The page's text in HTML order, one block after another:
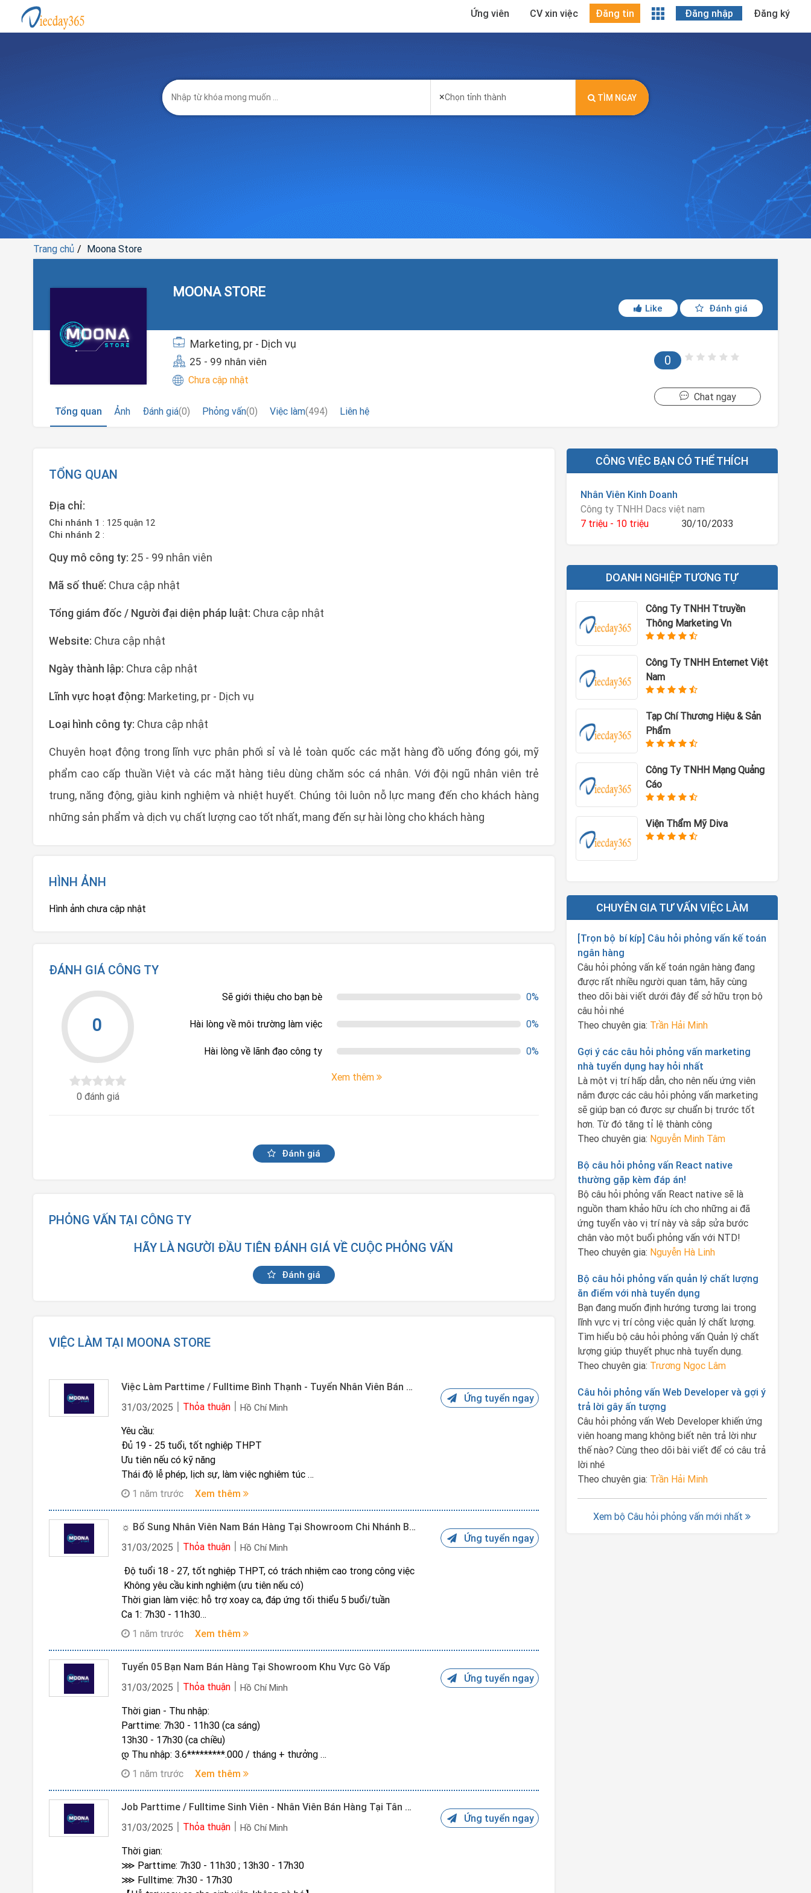
Ứng viên CV xin việc Đăng tin Đăng nhập Đăng ký
×Chọn tỉnh thành TÌM NGAY
Trang chủ Moona Store
MOONA STORE
Like Đánh giá
0
Marketing, pr - Dịch vụ
25 - 99 nhân viên
Chưa cập nhật
Chat ngay
Tổng quan
Ảnh Đánh giá(0) Phỏng vấn(0) Việc làm(494) Liên hệ
TỔNG QUAN
Địa chỉ:
Chi nhánh 1 : 125 quận 12
Chi nhánh 2 :
Quy mô công ty: 25 - 99 nhân viên
Mã số thuế: Chưa cập nhật
Tổng giám đốc / Người đại diện pháp luật: Chưa cập nhật
Website: Chưa cập nhật
Ngày thành lập: Chưa cập nhật
Lĩnh vực hoạt động: Marketing, pr - Dịch vụ
Loại hình công ty: Chưa cập nhật
Chuyên hoạt động trong lĩnh vực phân phối sỉ và lẻ toàn quốc các mặt hàng đồ uống đóng gói, mỹ
phẩm cao cấp thuần Việt và các mặt hàng tiêu dùng chăm sóc cá nhân. Với đội ngũ nhân viên trẻ
trung, năng động, giàu kinh nghiệm và nhiệt huyết. Chúng tôi luôn nỗ lực mang đến cho khách hàng
những sản phẩm và dịch vụ chất lượng cao tốt nhất, mang đến sự hài lòng cho khách hàng
HÌNH ẢNH
Hình ảnh chưa cập nhật
ĐÁNH GIÁ CÔNG TY
0
0 đánh giá
Sẽ giới thiệu cho bạn bè 0%
Hài lòng về môi trường làm việc 0%
Hài lòng về lãnh đạo công ty 0%
Xem thêm
Đánh giá
PHỎNG VẤN TẠI CÔNG TY
HÃY LÀ NGƯỜI ĐẦU TIÊN ĐÁNH GIÁ VỀ CUỘC PHỎNG VẤN
Đánh giá
VIỆC LÀM TẠI MOONA STORE
Việc Làm Parttime / Fulltime Bình Thạnh - Tuyển Nhân Viên Bán Hàng
31/03/2025
Thỏa thuận Hồ Chí Minh
Ứng tuyển ngay
Yêu cầu:
Đủ 19 - 25 tuổi, tốt nghiệp THPT
Ưu tiên nếu có kỹ năng
Thái độ lễ phép, lịch sự, làm việc nghiêm túc
Vui vẻ, hòa đồng và nhiệt tình
13h-17h (ca chiều)
Thu nhập : 3.6*********.000
Thu nhập : 7.*********0.000
Quyền lợi : Hỗ trợ xoay ca cho sinh viên, thưởng thêm trong những dịp lễ, thường niên hoặc làm việc
tốt
1 năm trước Xem thêm
☼ Bổ Sung Nhân Viên Nam Bán Hàng Tại Showroom Chi Nhánh Bình Tân
31/03/2025
Thỏa thuận Hồ Chí Minh
Ứng tuyển ngay
‍ Độ tuổi 18 - 27, tốt nghiệp THPT, có trách nhiệm cao trong công việc
‍ Không yêu cầu kinh nghiệm (ưu tiên nếu có)
Thời gian làm việc: hỗ trợ xoay ca, đáp ứng tối thiểu 5 buổi/tuần
Ca 1: 7h30 - 11h30
Ca 2: 13h30 - 17h30
Fulltime: 7.0tr - 8.5tr/tháng
Thưởng doanh số cá nhân 500k - 1tr, thưởng chuyên cần, thường niên
Gmail: kha*******@gmail.com (Nộp CV)
1 năm trước Xem thêm
Tuyển 05 Bạn Nam Bán Hàng Tại Showroom Khu Vực Gò Vấp
31/03/2025
Thỏa thuận Hồ Chí Minh
Ứng tuyển ngay
Thời gian - Thu nhập:
Parttime: 7h30 - 11h30 (ca sáng)
13h30 - 17h30 (ca chiều)
დ Thu nhập: 3.6*********.000 / tháng + thưởng
Fulltime: 7h30 - 17h30
Thưởng lễ, Tết, thường niên (15%)
‍ Yêu cầu:
Thái độ tốt, vui vẻ, niềm nở với khách hàng
Có ngoại hình, sự tự tin là một lợi thế
Số điện thoại hoặc inbox Zalo: *********(Chị Khánh Vy)
1 năm trước Xem thêm
Job Parttime / Fulltime Sinh Viên - Nhân Viên Bán Hàng Tại Tân Phú
31/03/2025
Thỏa thuận Hồ Chí Minh
Ứng tuyển ngay
Thời gian:
⋙ Parttime: 7h30 - 11h30 ; 13h30 - 17h30
⋙ Fulltime: 7h30 - 17h30
CÔNG VIỆC BẠN CÓ THỂ THÍCH
Nhân Viên Kinh Doanh
Công ty TNHH Dacs việt nam
7 triệu - 10 triệu
30/10/2033
DOANH NGHIỆP TƯƠNG TỰ
Công Ty TNHH Ttruyền
Thông Marketing Vn
Công Ty TNHH Enternet Việt
Nam
Tạp Chí Thương Hiệu & Sản
Phẩm
Công Ty TNHH Mạng Quảng
Cáo
Viện Thẩm Mỹ Diva
CHUYÊN GIA TƯ VẤN VIỆC LÀM
[Trọn bộ bí kíp] Câu hỏi phỏng vấn kế toán
ngân hàng
Câu hỏi phỏng vấn kế toán ngân hàng đang
được rất nhiều người quan tâm, hãy cùng
theo dõi bài viết dưới đây để sở hữu trọn bộ
câu hỏi nhé
Theo chuyên gia: Trần Hải Minh
Gợi ý các câu hỏi phỏng vấn marketing
nhà tuyển dụng hay hỏi nhất
Là một vị trí hấp dẫn, cho nên nếu ứng viên
nắm được các câu hỏi phỏng vấn marketing
sẽ giúp bạn có được sự chuẩn bị trước tốt
hơn. Từ đó tăng tỉ lệ thành công
Theo chuyên gia: Nguyễn Minh Tâm
Bộ câu hỏi phỏng vấn React native
thường gặp kèm đáp án!
Bộ câu hỏi phỏng vấn React native sẽ là
nguồn tham khảo hữu ích cho những ai đã
ứng tuyển vào vị trí này và sắp sửa bước
chân vào một buổi phỏng vấn với NTD!
Theo chuyên gia: Nguyễn Hà Linh
Bộ câu hỏi phỏng vấn quản lý chất lượng
ăn điểm với nhà tuyển dụng
Bạn đang muốn định hướng tương lai trong
lĩnh vực vị trí công việc quản lý chất lượng.
Tìm hiểu bộ câu hỏi phỏng vấn Quản lý chất
lượng giúp thuyết phục nhà tuyển dụng.
Theo chuyên gia: Trương Ngọc Lâm
Câu hỏi phỏng vấn Web Developer và gợi ý
trả lời gây ấn tượng
Câu hỏi phỏng vấn Web Developer khiến ứng
viên hoang mang không biết nên trả lời như
thế nào? Cùng theo dõi bài viết để có câu trả
lời nhé
Theo chuyên gia: Trần Hải Minh
Xem bộ Câu hỏi phỏng vấn mới nhất